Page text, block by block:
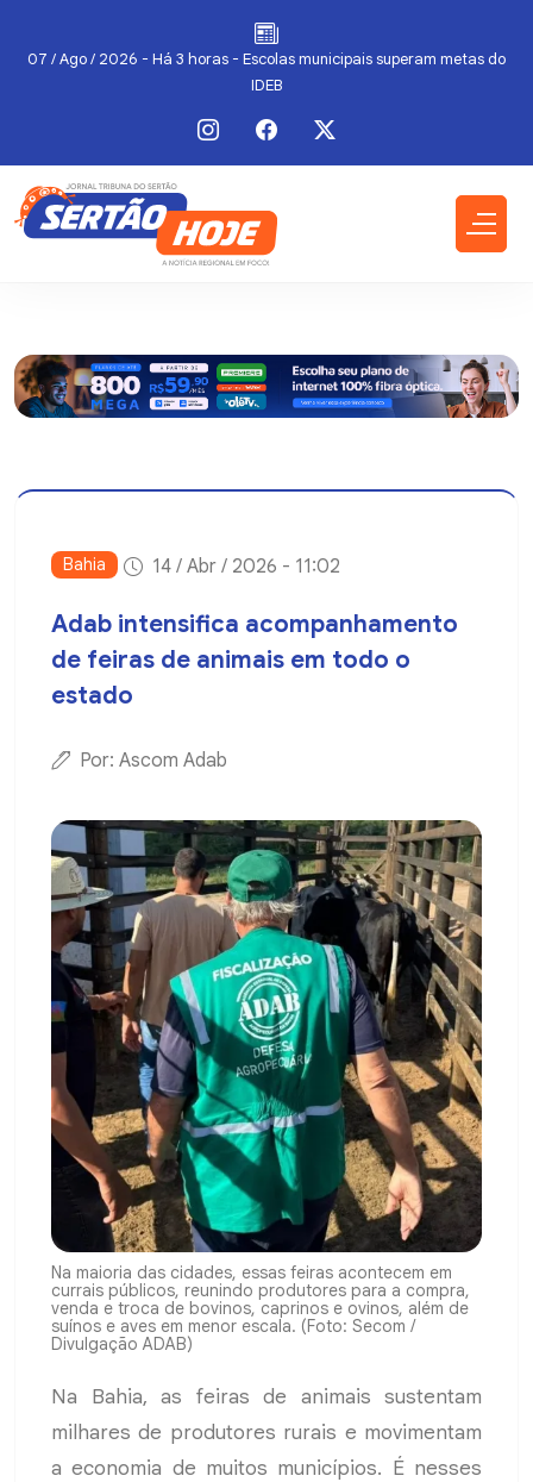
07 / Ago / 2026 - Há 3 horas - Escolas municipais superam metas do
IDEB
06 / Ago / 2026 - 12:00 - Prefeitura divulga programação das
comemorações pelos 99 anos de emancipação política
Bahia 14 / Abr / 2026 - 11:02
Adab intensifica acompanhamento
de feiras de animais em todo o
estado
Por: Ascom Adab
Na maioria das cidades, essas feiras acontecem em
currais públicos, reunindo produtores para a compra,
venda e troca de bovinos, caprinos e ovinos, além de
suínos e aves em menor escala. (Foto: Secom /
Divulgação ADAB)
Na Bahia, as feiras de animais sustentam
milhares de produtores rurais e movimentam
a economia de muitos municípios. É nesses